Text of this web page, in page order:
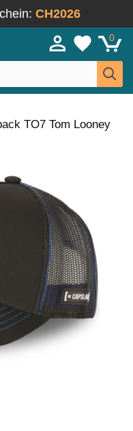
CH2026
0
TO7 Tom Looney